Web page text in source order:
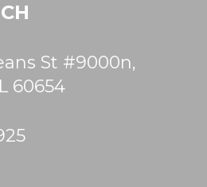
St #9000n,
60654